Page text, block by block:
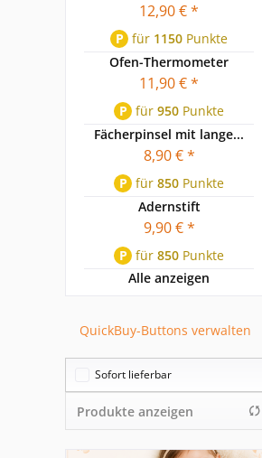
12,90 € *
P für 1150 Punkte
Ofen-Thermometer
11,90 € *
P für 950 Punkte
Fächerpinsel mit lange...
8,90 € *
P für 850 Punkte
Adernstift
9,90 € *
P für 850 Punkte
Alle anzeigen
QuickBuy-Buttons verwalten
Sofort lieferbar
Produkte anzeigen